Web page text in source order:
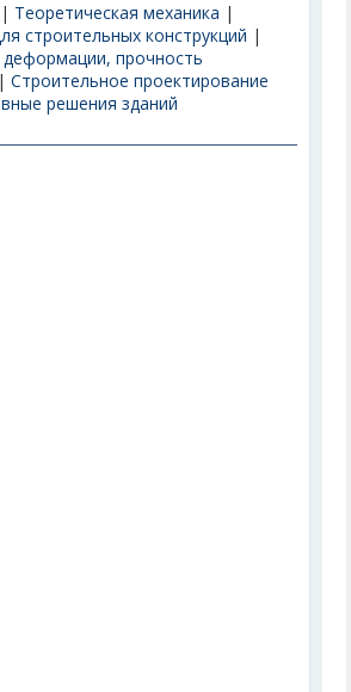
| Теоретическая механика |
строительных конструкций |
прочность
|Строительное проектирование
решения зданий